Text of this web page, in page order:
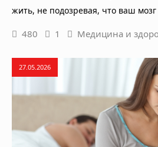
жить, не подозревая, что ваш
480 1 Медицина и
27.05.2026